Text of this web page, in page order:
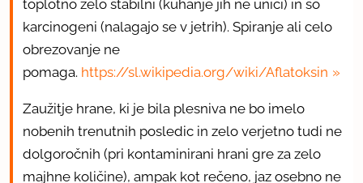
toplotno zelo stabilni (kuhanje jih ne uniči) in so
karcinogeni (nalagajo se v jetrih). Spiranje ali celo
obrezovanje ne
pomaga. https://sl.wikipedia.org/wiki/Aflatoksin
Zaužitje hrane, ki je bila plesniva ne bo imelo
nobenih trenutnih posledic in zelo verjetno tudi ne
dolgoročnih (pri kontaminirani hrani gre za zelo
majhne količine), ampak kot rečeno, jaz osebno ne